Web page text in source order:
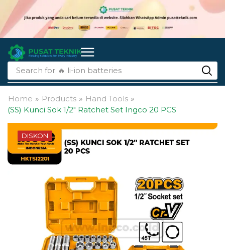
Search for 🔥 li-ion batteries
Home » Products » Hand Tools »
(SS) Kunci Sok 1/2″ Ratchet Set Ingco 20 PCS
DISKON